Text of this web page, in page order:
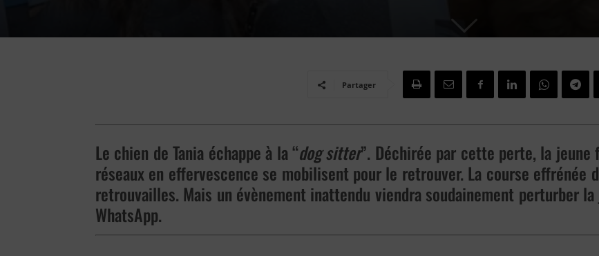
Partager
Le chien de Tania échappe à la “dog sitter”. Déchirée par cette perte, la jeune
réseaux en effervescence se mobilisent pour le retrouver. La course effrénée
retrouvailles. Mais un évènement inattendu viendra soudainement perturber
WhatsApp.